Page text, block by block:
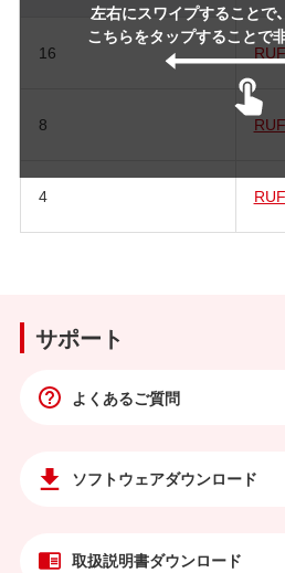
左右にスワイプすることで
こちらをタップすることで
16
8
4
サポート
よくあるご質問
ソフトウェアダウンロード
取扱説明書ダウンロード